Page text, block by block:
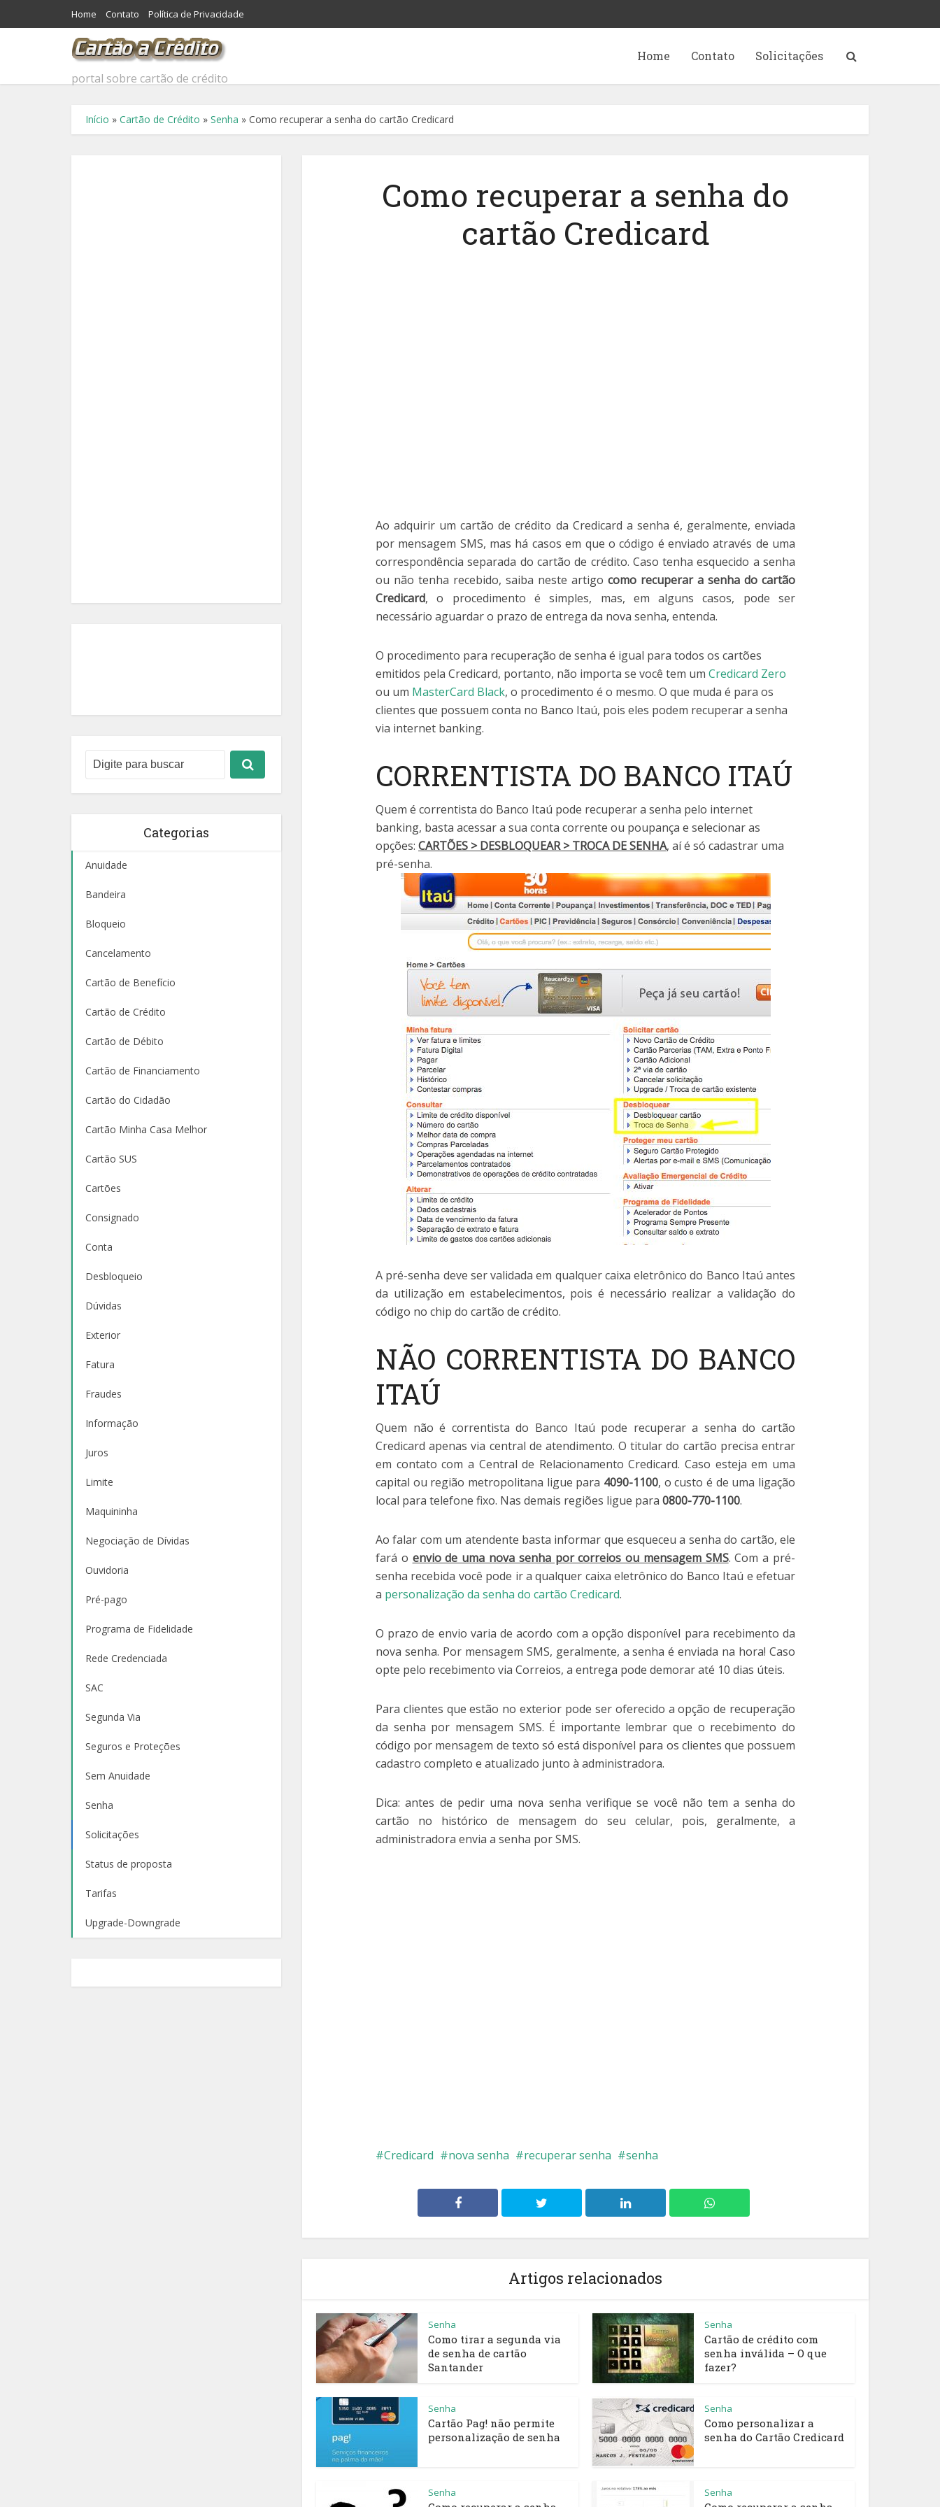
Home Contato Política de Privacidade
portal sobre cartão de crédito
Home Contato Solicitações
Início » Cartão de Crédito » Senha » Como recuperar a senha do cartão Credicard
Categorias
Anuidade
Bandeira
Bloqueio
Cancelamento
Cartão de Benefício
Cartão de Crédito
Cartão de Débito
Cartão de Financiamento
Cartão do Cidadão
Cartão Minha Casa Melhor
Cartão SUS
Cartões
Consignado
Conta
Desbloqueio
Dúvidas
Exterior
Fatura
Fraudes
Informação
Juros
Limite
Maquininha
Negociação de Dívidas
Ouvidoria
Pré-pago
Programa de Fidelidade
Rede Credenciada
SAC
Segunda Via
Seguros e Proteções
Sem Anuidade
Senha
Solicitações
Status de proposta
Tarifas
Upgrade-Downgrade
Como recuperar a senha do
cartão Credicard
Ao adquirir um cartão de crédito da Credicard a senha é, geralmente, enviada
por mensagem SMS, mas há casos em que o código é enviado através de uma
correspondência separada do cartão de crédito. Caso tenha esquecido a senha
ou não tenha recebido, saiba neste artigo como recuperar a senha do cartão
Credicard, o procedimento é simples, mas, em alguns casos, pode ser
necessário aguardar o prazo de entrega da nova senha, entenda.
O procedimento para recuperação de senha é igual para todos os cartões
emitidos pela Credicard, portanto, não importa se você tem um Credicard Zero
ou um MasterCard Black, o procedimento é o mesmo. O que muda é para os
clientes que possuem conta no Banco Itaú, pois eles podem recuperar a senha
via internet banking.
CORRENTISTA DO BANCO ITAÚ
Quem é correntista do Banco Itaú pode recuperar a senha pelo internet
banking, basta acessar a sua conta corrente ou poupança e selecionar as
opções: CARTÕES > DESBLOQUEAR > TROCA DE SENHA, aí é só cadastrar uma
pré-senha.
A pré-senha deve ser validada em qualquer caixa eletrônico do Banco Itaú antes
da utilização em estabelecimentos, pois é necessário realizar a validação do
código no chip do cartão de crédito.
NÃO CORRENTISTA DO BANCO
ITAÚ
Quem não é correntista do Banco Itaú pode recuperar a senha do cartão
Credicard apenas via central de atendimento. O titular do cartão precisa entrar
em contato com a Central de Relacionamento Credicard. Caso esteja em uma
capital ou região metropolitana ligue para 4090-1100, o custo é de uma ligação
local para telefone fixo. Nas demais regiões ligue para 0800-770-1100.
Ao falar com um atendente basta informar que esqueceu a senha do cartão, ele
fará o envio de uma nova senha por correios ou mensagem SMS. Com a pré-
senha recebida você pode ir a qualquer caixa eletrônico do Banco Itaú e efetuar
a personalização da senha do cartão Credicard.
O prazo de envio varia de acordo com a opção disponível para recebimento da
nova senha. Por mensagem SMS, geralmente, a senha é enviada na hora! Caso
opte pelo recebimento via Correios, a entrega pode demorar até 10 dias úteis.
Para clientes que estão no exterior pode ser oferecido a opção de recuperação
da senha por mensagem SMS. É importante lembrar que o recebimento do
código por mensagem de texto só está disponível para os clientes que possuem
cadastro completo e atualizado junto à administradora.
Dica: antes de pedir uma nova senha verifique se você não tem a senha do
cartão no histórico de mensagem do seu celular, pois, geralmente, a
administradora envia a senha por SMS.
Credicard nova senha recuperar senha senha
Artigos relacionados
Senha
Como tirar a segunda via
de senha de cartão
Santander
Senha
Cartão de crédito com
senha inválida – O que
fazer?
Senha
Cartão Pag! não permite
personalização de senha
Senha
Como personalizar a
senha do Cartão Credicard
Senha Senha